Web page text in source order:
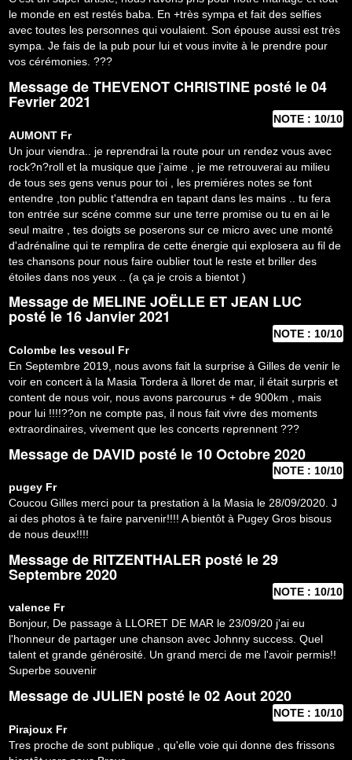
le monde en est restés baba. En +très sympa et fait des selfies
avec toutes les personnes qui voulaient. Son épouse aussi est très
sympa. Je fais de la pub pour lui et vous invite à le prendre pour
vos cérémonies. ???
Message deTHEVENOT CHRISTINE posté le 04
Fevrier 2021
NOTE : 10/10
AUMONT Fr
Un jour viendra.. je reprendrai la route pour un rendez vous avec
rock?n?roll et la musique que j'aime , je me retrouverai au milieu
de tous ses gens venus pour toi , les premiéres notes se font
entendre ,ton public t'attendra en tapant dans les mains .. tu fera
ton entrée sur scéne comme sur une terre promise ou tu en ai le
seul maitre , tes doigts se poserons sur ce micro avec une monté
d'adrénaline qui te remplira de cette énergie qui explosera au fil de
tes chansons pour nous faire oublier tout le reste et briller des
étoiles dans nos yeux .. (a ça je crois a bientot )
Message de MELINE JOËLLE ET JEAN LUC
posté le 16 Janvier 2021
NOTE : 10/10
Colombe les vesoul Fr
En Septembre 2019, nous avons fait la surprise à Gilles de venir le
voir en concert à la Masia Tordera à lloret de mar, il était surpris et
content de nous voir, nous avons parcourus + de 900km , mais
pour lui !!!!??on ne compte pas, il nous fait vivre des moments
extraordinaires, vivement que les concerts reprennent ???
Message de DAVID posté le 10 Octobre 2020
NOTE : 10/10
pugey Fr
Coucou Gilles merci pour ta prestation à la Masia le 28/09/2020. J
ai des photos à te faire parvenir!!!! A bientôt à Pugey Gros bisous
de nous deux!!!!
Message de RITZENTHALER posté le 29
Septembre 2020
NOTE : 10/10
valence Fr
Bonjour, De passage à LLORET DE MAR le 23/09/20 j'ai eu
l'honneur de partager une chanson avec Johnny success. Quel
talent et grande générosité. Un grand merci de me l'avoir permis!!
Superbe souvenir
Message deJULIEN posté le 02 Aout 2020
NOTE : 10/10
Pirajoux Fr
Tres proche de sont publique , qu'elle voie qui donne des frissons